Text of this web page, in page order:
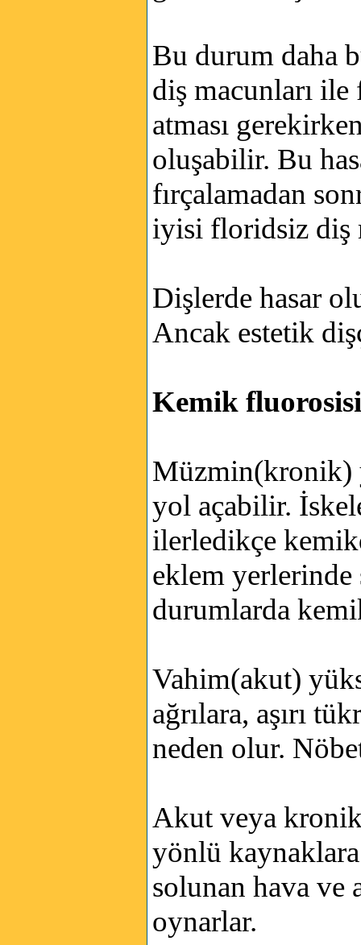
Bu durum daha
diş macunları ile
atması
oluşabilir. Bu
fırçalamadan
iyisi floridsiz diş
Dişlerde hasar
Ancak estetik
Kemik fluorosisi
Müzmin(kronik)
yol açabilir.
ilerledikçe
eklem yerlerinde
durumlarda
Vahim(akut)
ağrılara, aşırı
neden olur.
Akut veya kronik
yönlü
solunan hava ve
oynarlar.